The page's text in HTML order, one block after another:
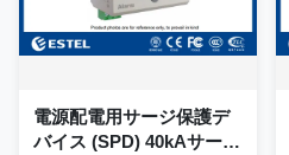
電源配電用サージ保護デ
バイス (SPD) 40kAサージ